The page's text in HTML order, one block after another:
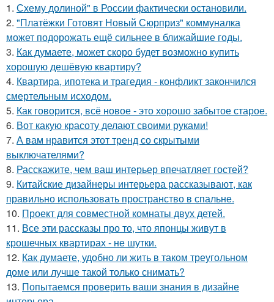
1. Схему долиной" в России фактически остановили.
2. "Платёжки Готовят Новый Сюрприз" коммуналка
может подорожать ещё сильнее в ближайшие годы.
3. Как думаете, может скоро будет возможно купить
хорошую дешёвую квартиру?
4. Квартира, ипотека и трагедия - конфликт закончился
смертельным исходом.
5. Как говорится, всё новое - это хорошо забытое старое.
6. Вот какую красоту делают своими руками!
7. А вам нравится этот тренд со скрытыми
выключателями?
8. Расскажите, чем ваш интерьер впечатляет гостей?
9. Китайские дизайнеры интерьера рассказывают, как
правильно использовать пространство в спальне.
10. Проект для совместной комнаты двух детей.
11. Все эти рассказы про то, что японцы живут в
крошечных квартирах - не шутки.
12. Как думаете, удобно ли жить в таком треугольном
доме или лучше такой только снимать?
13. Попытаемся проверить ваши знания в дизайне